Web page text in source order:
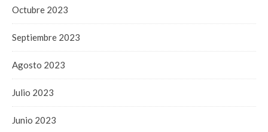
Octubre 2023
Septiembre 2023
Agosto 2023
Julio 2023
Junio 2023